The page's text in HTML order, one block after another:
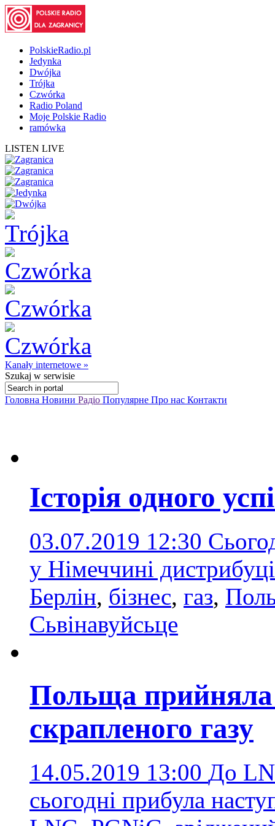
PolskieRadio.pl
Jedynka
Dwójka
Trójka
Czwórka
Radio Poland
Moje Polskie Radio
ramówka
LISTEN LIVE
Kanały internetowe »
Szukaj w serwisie
Головна Новини Радіо Популярне Про нас Контакти
Історія одного
03.07.2019 12:30
у Німеччині
Берлін, бізнес, газ,
Сьвінавуйсьце
Польща прийняла
скрапленого газу
14.05.2019 13:00 До
сьогодні прибула